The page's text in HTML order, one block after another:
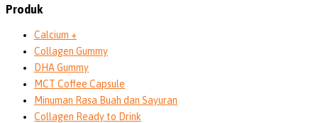
Produk
Calcium +
Collagen Gummy
DHA Gummy
MCT Coffee Capsule
Minuman Rasa Buah dan Sayuran
Collagen Ready to Drink